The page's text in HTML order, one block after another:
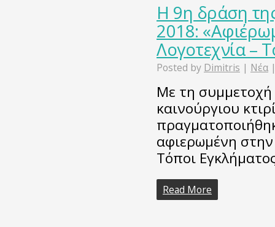
Η 9η δράση
2018:
Λογοτεχνία –
Posted by Dimitris | Νέα
Με τη
καινούργιου
αφιερωμένη
Τόποι
Read More